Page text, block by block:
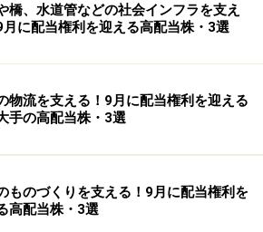
橋、水道管などの社会インフラを支え
月に配当権利を迎える高配当株・3選
物流を支える！9月に配当権利を迎える
手の高配当株・3選
ものづくりを支える！9月に配当権利を
高配当株・3選